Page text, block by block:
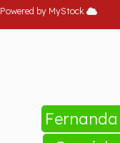
Powered by MyStock